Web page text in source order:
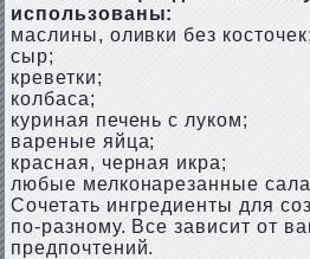
использованы:
маслины, оливки без косточек;
сыр;
креветки;
колбаса;
куриная печень с луком;
вареные яйца;
красная, черная икра;
любые мелконарезанные
Сочетать ингредиенты для
по-разному. Все зависит от
предпочтений.